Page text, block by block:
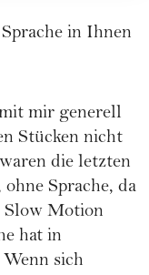
in Ihnen
mir generell
Stücken nicht
die letzten
Sprache, da
Slow Motion
hat in
sich